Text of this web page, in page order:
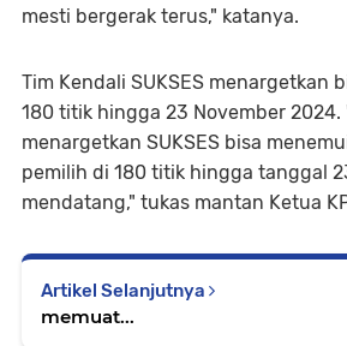
mesti bergerak terus," katanya.
Tim Kendali SUKSES menargetkan
180 titik hingga 23 November 2024.
menargetkan SUKSES bisa
pemilih di 180 titik hingga tanggal
mendatang," tukas mantan Ketua
Artikel Selanjutnya
memuat...